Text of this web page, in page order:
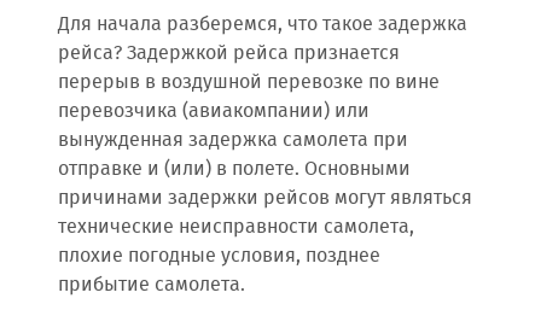
Для начала разберемся, что такое задержка
рейса? Задержкой рейса признается
перерыв в воздушной перевозке по вине
перевозчика (авиакомпании) или
вынужденная задержка самолета при
отправке и (или) в полете. Основными
причинами задержки рейсов могут являться
технические неисправности самолета,
плохие погодные условия, позднее
прибытие самолета.